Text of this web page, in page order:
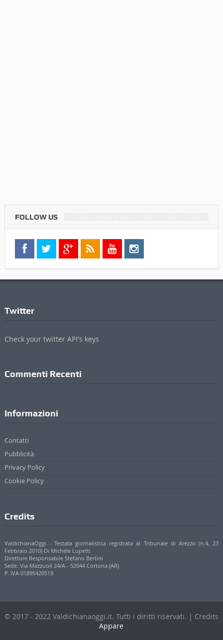
FOLLOW US
Twitter
Check your twitter API's keys
Commenti Recenti
Informazioni
Contatti
Pubblicità
Privacy Policy
Cookie Policy
Credits
ValdichianaOggi - Testata giornalistica registrata al Tribunale di Arezzo (n.4, 23
Febbraio 2010) Di Michele Lupetti
Direttore Responsabile Stefano Bertini
Sede: Via Mazzuoli 24/A - 52044 Cortona (AR)
P. IVA 01895420519
© 2017 - 2022 Valdichianaoggi.it. Tutti i diritti riservati. | Credits
Appare